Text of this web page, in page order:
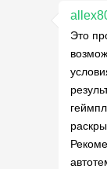
Это